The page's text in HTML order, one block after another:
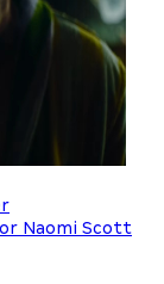
Naomi Scott